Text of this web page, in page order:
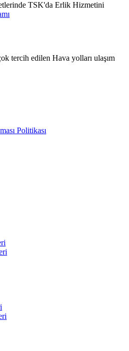
TSK'da Erlik Hizmetini
tercih edilen Hava yolları ulaşım
Politikası